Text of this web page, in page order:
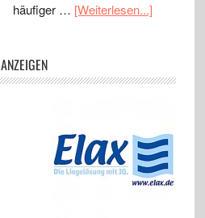
häufiger … [Weiterlesen...]
ANZEIGEN